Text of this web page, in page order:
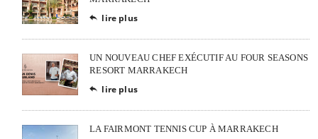
 lire plus
UN NOUVEAU CHEF EXÉCUTIF AU FOUR SEASONS
RESORT MARRAKECH
 lire plus
LA FAIRMONT TENNIS CUP À MARRAKECH